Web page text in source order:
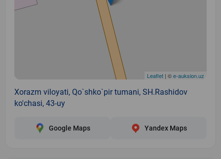
Leaflet | ©e-auksion.uz
Xorazm viloyati, Qo`shko`pir tumani, SH.Rashidov
ko'chasi, 43-uy
Google Maps Yandex Maps